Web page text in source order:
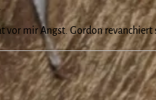
mir Angst. Gordon revanchiert